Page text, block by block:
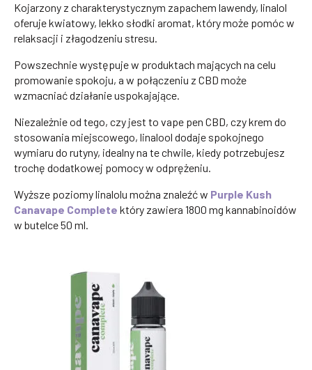
Kojarzony z charakterystycznym zapachem lawendy, linalol
oferuje kwiatowy, lekko słodki aromat, który może pomóc w
relaksacji i złagodzeniu stresu.
Powszechnie występuje w produktach mających na celu
promowanie spokoju, a w połączeniu z CBD może
wzmacniać działanie uspokajające.
Niezależnie od tego, czy jest to vape pen CBD, czy krem do
stosowania miejscowego, linalool dodaje spokojnego
wymiaru do rutyny, idealny na te chwile, kiedy potrzebujesz
trochę dodatkowej pomocy w odprężeniu.
Wyższe poziomy linalolu można znaleźć w Purple Kush
Canavape Complete który zawiera 1800 mg kannabinoidów
w butelce 50 ml.